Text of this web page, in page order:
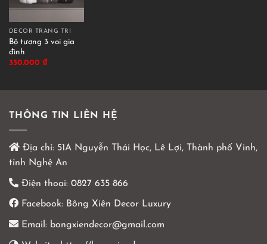
DECOR TRANG TRÍ
Bộ tượng 3 voi gia
đình
350.000 ₫
THÔNG TIN LIÊN HỆ
Địa chỉ: 51A Nguyễn Thái Học, Lê Lợi, Thành phố Vinh,
tỉnh Nghệ An
Điện thoại: 0827 635 866
Facebook: Bông Xiên Decor Luxury
Email: bongxiendecor@gmail.com